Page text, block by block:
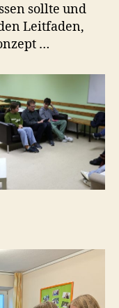
sollte und
Leitfaden,
…